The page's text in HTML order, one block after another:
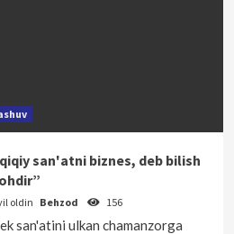
san'atni biznes, deb bilish
oldin Behzod 156
san'atini ulkan chamanzorga